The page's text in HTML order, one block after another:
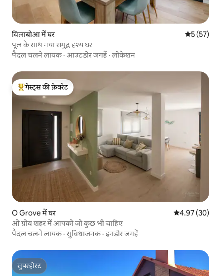
विलाबोआ में घर औसत रेटिंग
5 (57)
पूल के साथ नया समुद्र दृश्य घर
पैदल चलने लायक· आउटडोर जगहें ·लोकेशन
गेस्ट्स का टॉप फ़ेवरेट
गेस्ट्स की फ़ेवरेट
O Grove में घर औसत रेटिंग 5 में
4.97 (30)
ओ ग्रोव शहर में आपको जो कुछ भी चाहिए
पैदल चलने लायक·सुविधाजनक·इनडोर जगहें
सुपरहोस्ट
सुपरहोस्ट